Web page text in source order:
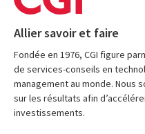
Allier savoir et faire
Fondée en 1976, CGI figure
de services-conseils en
management au monde. Nous
sur les résultats afin
investissements.